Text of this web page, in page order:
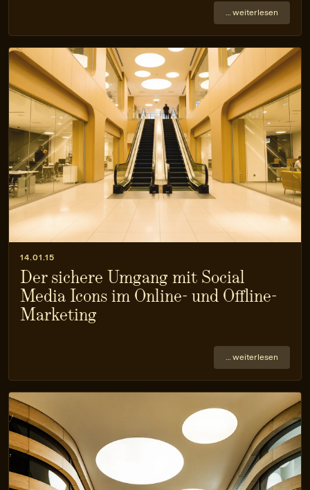
… weiterlesen
14.01.15
Der sichere Umgang mit Social
Media Icons im Online- und Offline-
Marketing
… weiterlesen